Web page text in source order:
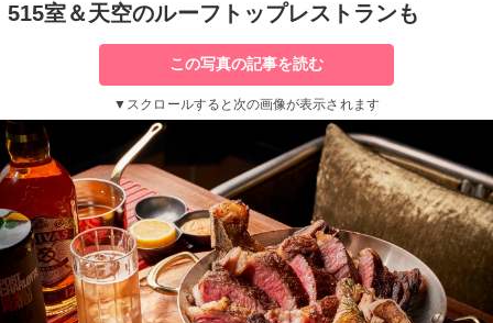
515室＆天空のルーフトップレストランも
この写真の記事を読む
▼スクロールすると次の画像が表示されます